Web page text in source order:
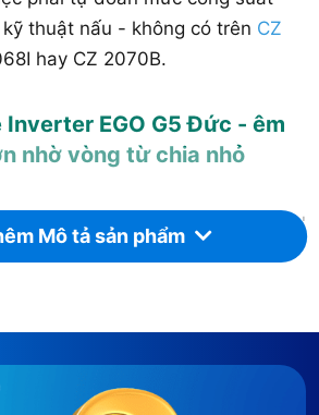
thuật nấu - không có trên CZ
hay CZ 2070B.
EGO G5 Đức - êm
nhờ vòng từ chia nhỏ
chia nhỏ vòng từ thành nhiều
luân phiên thay vì 1 vòng lớn
có cơ chế chia nhỏ vòng từ. EGO
thế hệ với bếp Germany
Mô tả sản phẩm